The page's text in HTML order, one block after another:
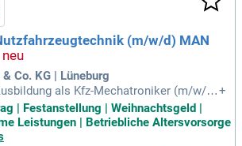
(m/w/d) MAN
Co. KG | Lüneburg
als Kfz-Mechatroniker (m/w/d)
Weiterbildung zum Kfz-Mei
im Bereich Nutzfahrzeugtechnik,
(m/w/d); Erfah
+
| Festanstellung | Weihnachtsgeld |
Leistungen | Betriebliche Altersvorsorge